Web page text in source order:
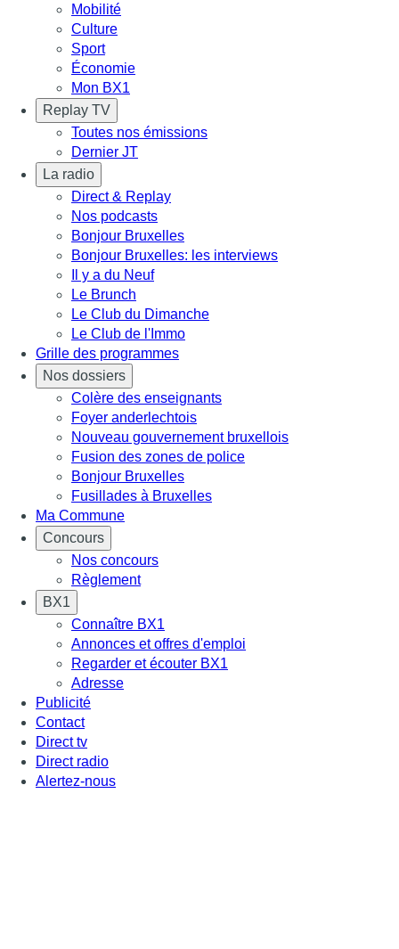
Mobilité
Culture
Sport
Économie
Mon BX1
Replay TV
Toutes nos émissions
Dernier JT
La radio
Direct & Replay
Nos podcasts
Bonjour Bruxelles
Bonjour Bruxelles: les interviews
Il y a du Neuf
Le Brunch
Le Club du Dimanche
Le Club de l'Immo
Grille des programmes
Nos dossiers
Colère des enseignants
Foyer anderlechtois
Nouveau gouvernement bruxellois
Fusion des zones de police
Bonjour Bruxelles
Fusillades à Bruxelles
Ma Commune
Concours
Nos concours
Règlement
BX1
Connaître BX1
Annonces et offres d'emploi
Regarder et écouter BX1
Adresse
Publicité
Contact
Direct tv
Direct radio
Alertez-nous